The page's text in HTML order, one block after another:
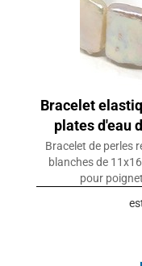
Bracelet
plates d'eau
Bracelet de perles
blanches de
pour